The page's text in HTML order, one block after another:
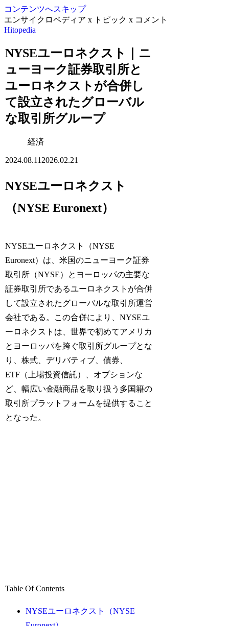
コンテンツへスキップ
エンサイクロペディア x トピック x コメント
Hitopedia
NYSEユーロネクスト｜ニ
ューヨーク証券取引所と
ユーロネクストが合併し
て設立されたグローバル
な取引所グループ
経済
2024.08.11 2026.02.21
NYSEユーロネクスト
（NYSE Euronext）
NYSEユーロネクスト（NYSE
Euronext）は、米国のニューヨーク証券
取引所（NYSE）とヨーロッパの主要な
証券取引所であるユーロネクストが合併
して設立されたグローバルな取引所運営
会社である。この合併により、NYSEユ
ーロネクストは、世界で初めてアメリカ
とヨーロッパを跨ぐ取引所グループとな
り、株式、デリバティブ、債券、
ETF（上場投資信託）、オプションな
ど、幅広い金融商品を取り扱う多国籍の
取引所プラットフォームを提供すること
となった。
Table Of Contents
NYSEユーロネクスト（NYSE